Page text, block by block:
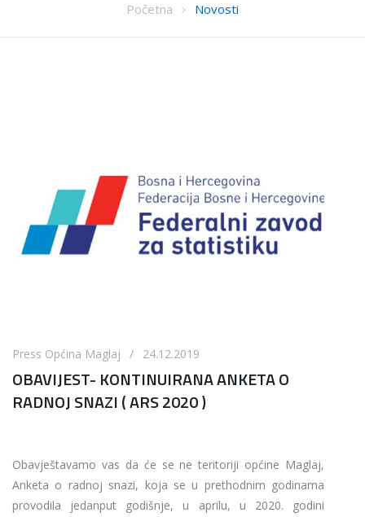
Početna Novosti
Press Općina Maglaj / 24.12.2019
OBAVIJEST- KONTINUIRANA ANKETA O
RADNOJ SNAZI ( ARS 2020 )
Obavještavamo vas da će se ne teritoriji općine Maglaj,
Anketa o radnoj snazi, koja se u prethodnim godinama
provodila jedanput godišnje, u aprilu, u 2020. godini